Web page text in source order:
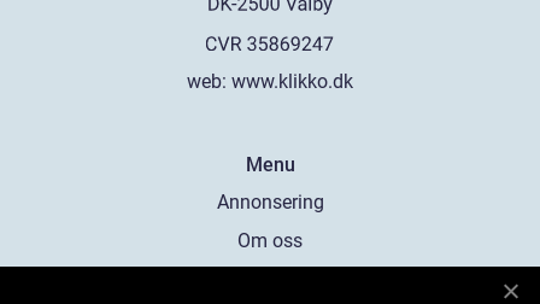
web: www.klikko.dk
Menu
Annonsering
Om oss